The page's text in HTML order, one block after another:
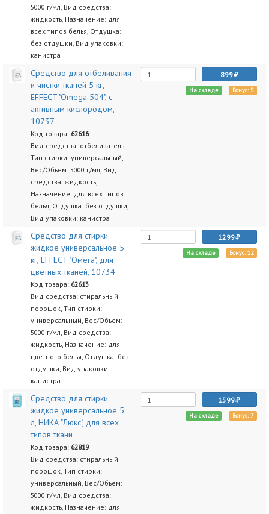
5000 г/мл, Вид средства:
жидкость, Назначение: для
всех типов белья, Отдушка:
без отдушки, Вид упаковки:
канистра
Средство для отбеливания
и чистки тканей 5 кг,
EFFECT "Omega 504", с
активным кислородом,
10737
Код товара: 62616
Вид средства: отбеливатель,
Тип стирки: универсальный,
Вес/Объем: 5000 г/мл, Вид
средства: жидкость,
Назначение: для всех типов
белья, Отдушка: без отдушки,
Вид упаковки: канистра
899
На складе Бонус: 5
Средство для стирки
жидкое универсальное 5
кг, EFFECT "Омега", для
цветных тканей, 10734
Код товара: 62613
Вид средства: стиральный
порошок, Тип стирки:
универсальный, Вес/Объем:
5000 г/мл, Вид средства:
жидкость, Назначение: для
цветного белья, Отдушка: без
отдушки, Вид упаковки:
канистра
1299
На складе Бонус: 12
Средство для стирки
жидкое универсальное 5
л, НИКА "Люкс", для всех
типов ткани
Код товара: 62819
Вид средства: стиральный
порошок, Тип стирки:
универсальный, Вес/Объем:
5000 г/мл, Вид средства:
жидкость, Назначение: для
1599
На складе Бонус: 7